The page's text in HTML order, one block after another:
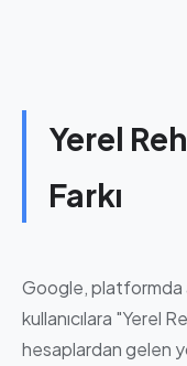
Yerel
Farkı
Google, platformda
kullanıcılara "Yerel
hesaplardan gelen